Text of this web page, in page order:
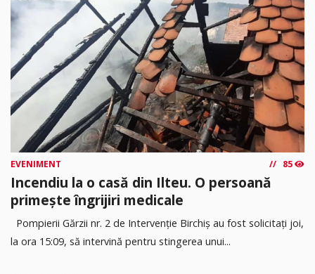
EVENIMENT 85
Incendiu la o casă din Ilteu. O persoană
primește îngrijiri medicale
Pompierii Gărzii nr. 2 de Intervenție Birchiș au fost solicitați joi,
la ora 15:09, să intervină pentru stingerea unui...